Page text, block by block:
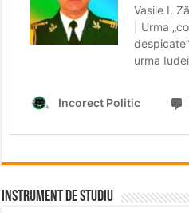
INSTRUMENT DE STUDIU